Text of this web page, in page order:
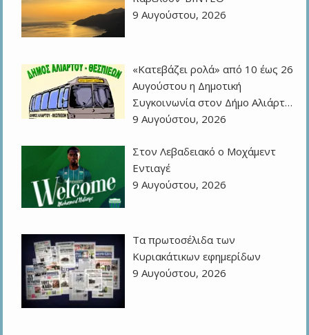
9 Αυγούστου, 2026
«Κατεβάζει ρολά» από 10 έως 26
Αυγούστου η Δημοτική
Συγκοινωνία στον Δήμο Αλιάρτ…
9 Αυγούστου, 2026
Στον Λεβαδειακό ο Μοχάμεντ
Εντιαγέ
9 Αυγούστου, 2026
Τα πρωτοσέλιδα των
Kυριακάτικων εφημερίδων
9 Αυγούστου, 2026